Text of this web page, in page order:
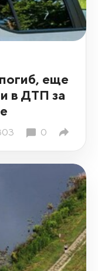
еще
в ДТП за
0